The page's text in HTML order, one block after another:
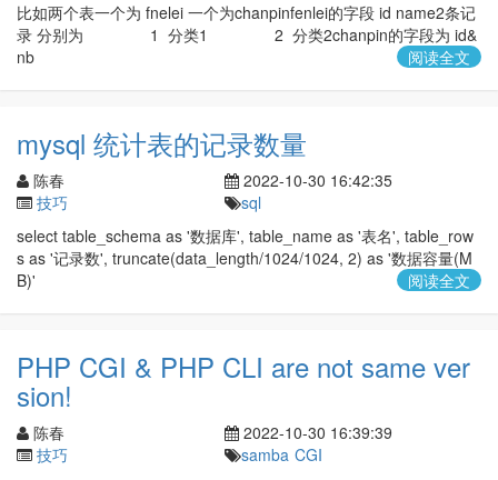
比如两个表一个为 fnelei 一个为chanpinfenlei的字段 id name2条记
录 分别为 1 分类1 2 分类2chanpin的字段为 id&
nb
阅读全文
mysql 统计表的记录数量
陈春
2022-10-30 16:42:35
技巧
sql
select table_schema as '数据库', table_name as '表名', table_row
s as '记录数', truncate(data_length/1024/1024, 2) as '数据容量(M
B)'
阅读全文
PHP CGI & PHP CLI are not same ver
sion!
陈春
2022-10-30 16:39:39
技巧
samba CGI